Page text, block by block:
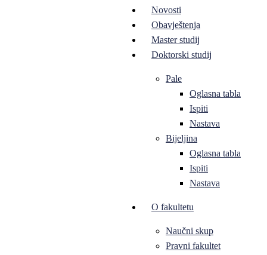
Novosti
Obavještenja
Master studij
Doktorski studij
Pale
Oglasna tabla
Ispiti
Nastava
Bijeljina
Oglasna tabla
Ispiti
Nastava
O fakultetu
Naučni skup
Pravni fakultet